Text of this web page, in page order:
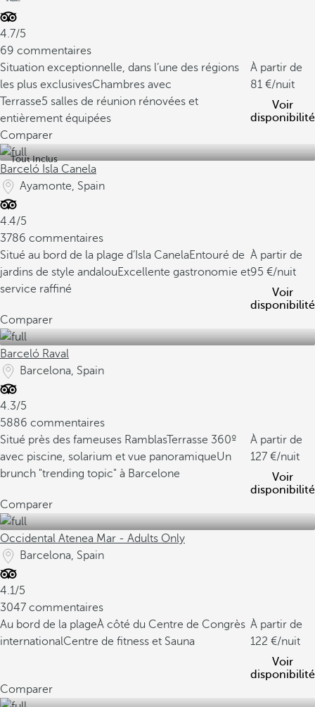
4.7/5
69 commentaires
Situation exceptionnelle, dans l’une des régions
les plus exclusivesChambres avec
Terrasse5 salles de réunion rénovées et
entièrement équipées
À partir de
81
/nuit
Voir
disponibilité
Comparer
Tout Inclus
Barceló Isla Canela
Ayamonte, Spain
4.4/5
3786 commentaires
Situé au bord de la plage d’Isla CanelaEntouré de
jardins de style andalouExcellente gastronomie et
service raffiné
À partir de
95
/nuit
Voir
disponibilité
Comparer
Barceló Raval
Barcelona, Spain
4.3/5
5886 commentaires
Situé près des fameuses RamblasTerrasse 360º
avec piscine, solarium et vue panoramiqueUn
brunch "trending topic" à Barcelone
À partir de
127
/nuit
Voir
disponibilité
Comparer
Occidental Atenea Mar - Adults Only
Barcelona, Spain
4.1/5
3047 commentaires
Au bord de la plageÀ côté du Centre de Congrès
internationalCentre de fitness et Sauna
À partir de
122
/nuit
Voir
disponibilité
Comparer